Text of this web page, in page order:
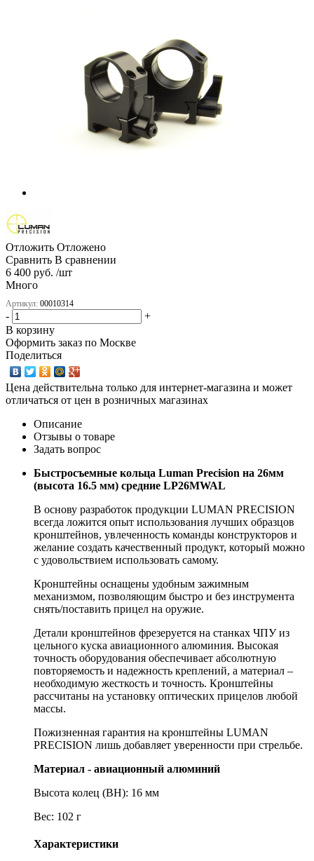
Отложить Отложено
Сравнить В сравнении
6 400 руб. /шт
Много
Артикул: 00010314
-
+
В корзину
Оформить заказ по Москве
Поделиться
Цена действительна только для интернет-магазина и может
отличаться от цен в розничных магазинах
Описание
Отзывы о товаре
Задать вопрос
Быстросъемные кольца Luman Precision на 26мм
(высота 16.5 мм) средние LP26MWAL
В основу разработок продукции LUMAN PRECISION
всегда ложится опыт использования лучших образцов
кронштейнов, увлеченность команды конструкторов и
желание создать качественный продукт, который можно
с удовольствием использовать самому.
Кронштейны оснащены удобным зажимным
механизмом, позволяющим быстро и без инструмента
снять/поставить прицел на оружие.
Детали кронштейнов фрезеруется на станках ЧПУ из
цельного куска авиационного алюминия. Высокая
точность оборудования обеспечивает абсолютную
повторяемость и надежность креплений, а материал –
необходимую жесткость и точность. Кронштейны
рассчитаны на установку оптических прицелов любой
массы.
Пожизненная гарантия на кронштейны LUMAN
PRECISION лишь добавляет уверенности при стрельбе.
Материал - авиационный алюминий
Высота колец (BH): 16 мм
Вес: 102 г
Характеристики